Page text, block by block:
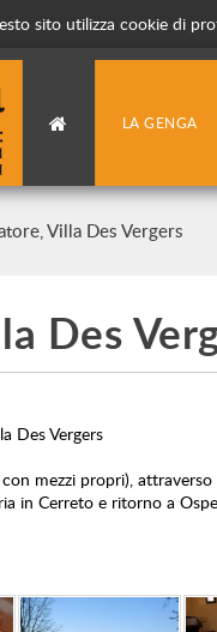
sito utilizza cookie di
LA GENGA
Villa Des Vergers
Des
Des Vergers
mezzi propri),
in Cerreto e ritorno a